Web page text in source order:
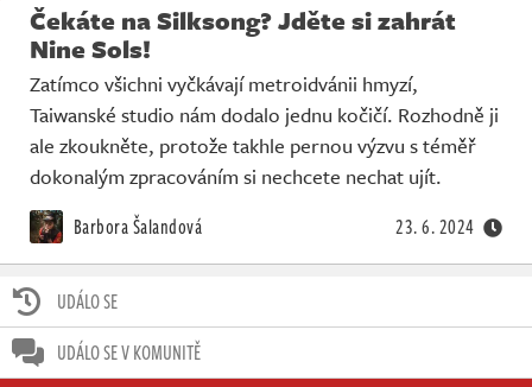
UDÁLO SE
UDÁLO SE V KOMUNITĚ
Čekáte na Silksong? Jděte si zahrát
Nine Sols!
Zatímco všichni vyčkávají metroidvánii hmyzí,
Taiwanské studio nám dodalo jednu kočičí. Rozhodně ji
ale zkoukněte, protože takhle pernou výzvu s téměř
dokonalým zpracováním si nechcete nechat ujít.
Barbora Šalandová 23. 6. 2024